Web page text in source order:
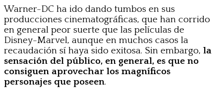
Warner-DC ha ido dando tumbos en sus
producciones cinematográficas, que han corrido
en general peor suerte que las películas de
Disney-Marvel, aunque en muchos casos la
recaudación sí haya sido exitosa. Sin embargo, la
sensación del público, en general, es que no
consiguen aprovechar los magníficos
personajes que poseen.